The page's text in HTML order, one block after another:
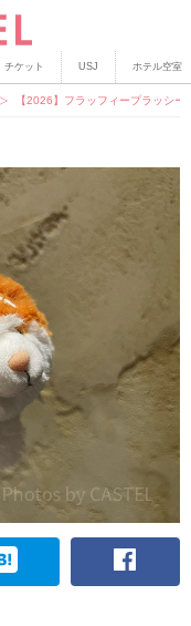
チケット USJ ホテル空室
【2026】フラッフィープラッシ